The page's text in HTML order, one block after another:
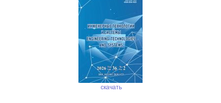
скачать